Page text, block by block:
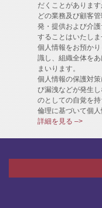
だくことがありま
どの業務及び顧客
発・提供および介
することはいたしま
個人情報をお預か
識し、組織全体を
まいります。
個人情報の保護対
び漏洩などが発生
のとしての自覚を
倫理に基づいて個
詳細を見る –>